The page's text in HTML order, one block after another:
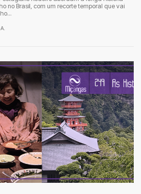
no Brasil, com um recorte temporal que vai